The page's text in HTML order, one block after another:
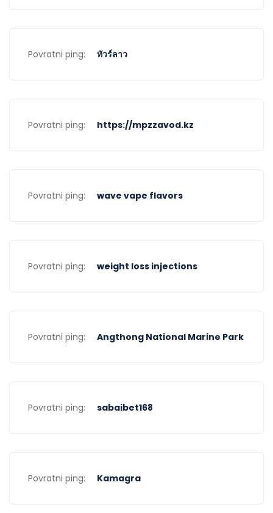
Povratni ping: ทัวร์ลาว
Povratni ping: https://mpzzavod.kz
Povratni ping: wave vape flavors
Povratni ping: weight loss injections
Povratni ping: Angthong National Marine Park
Povratni ping: sabaibet168
Povratni ping: Kamagra